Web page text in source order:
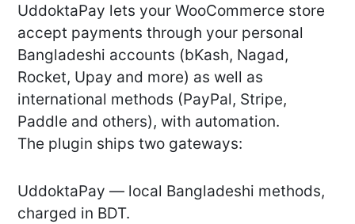
UddoktaPay lets your WooCommerce store
accept payments through your personal
Bangladeshi accounts (bKash, Nagad,
Rocket, Upay and more) as well as
international methods (PayPal, Stripe,
Paddle and others), with automation.
The plugin ships two gateways:
UddoktaPay — local Bangladeshi methods,
charged in BDT.